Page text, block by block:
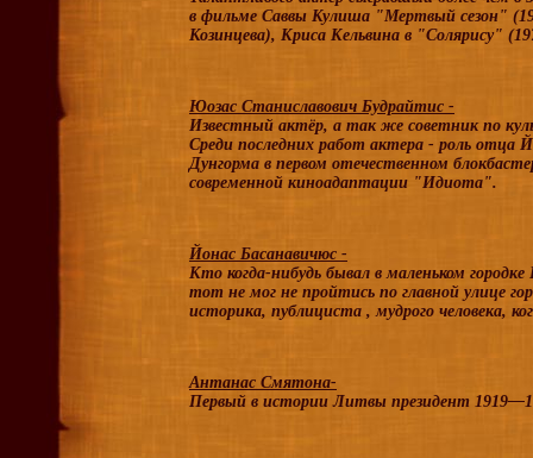
в фильме Саввы Кулиша "Мертвый сезон"
Козинцева), Криса Кельвина в "Солярису"
Юозас Станиславович Будрайтис -
Известный актёр, а так же советник по
Среди последних работ актера - роль отца
Дунгорма в первом отечественном
современной киноадаптации "Идиота".
Йонас Басанавичюс -
Кто когда-нибудь бывал в маленьком
тот не мог не пройтись по главной улице
историка, публициста , мудрого человека,
Антанас Смятона-
Первый в истории Литвы президент